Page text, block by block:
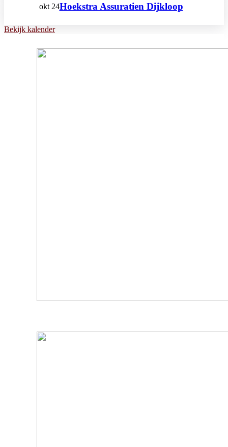
okt 24Hoekstra Assuratien Dijkloop
Bekijk kalender